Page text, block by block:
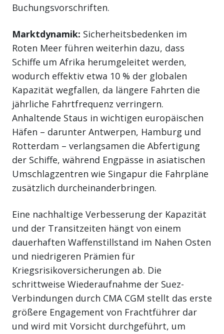
Buchungsvorschriften.
Marktdynamik: Sicherheitsbedenken im
Roten Meer führen weiterhin dazu, dass
Schiffe um Afrika herumgeleitet werden,
wodurch effektiv etwa 10 % der globalen
Kapazität wegfallen, da längere Fahrten die
jährliche Fahrtfrequenz verringern.
Anhaltende Staus in wichtigen europäischen
Häfen – darunter Antwerpen, Hamburg und
Rotterdam – verlangsamen die Abfertigung
der Schiffe, während Engpässe in asiatischen
Umschlagzentren wie Singapur die Fahrpläne
zusätzlich durcheinanderbringen.
Eine nachhaltige Verbesserung der Kapazität
und der Transitzeiten hängt von einem
dauerhaften Waffenstillstand im Nahen Osten
und niedrigeren Prämien für
Kriegsrisikoversicherungen ab. Die
schrittweise Wiederaufnahme der Suez-
Verbindungen durch CMA CGM stellt das erste
größere Engagement von Frachtführer dar
und wird mit Vorsicht durchgeführt, um